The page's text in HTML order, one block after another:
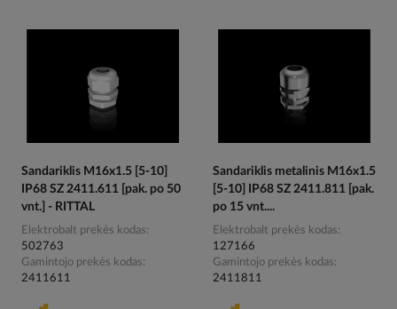
Sandariklis M16x1.5 [5-10]
IP68 SZ 2411.611 [pak. po 50
vnt.] - RITTAL
Elektrobalt prekės kodas
502763
Gamintojo prekės kodas
2411611
Sandariklis metalinis M16x1.5
[5-10] IP68 SZ 2411.811 [pak.
po 15 vnt....
Elektrobalt prekės kodas
127166
Gamintojo prekės kodas
2411811